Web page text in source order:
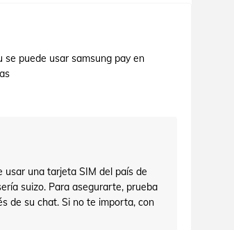
se puede usar samsung pay en
usar una tarjeta SIM del país de
suizo. Para asegurarte, prueba
de su chat. Si no te importa, con